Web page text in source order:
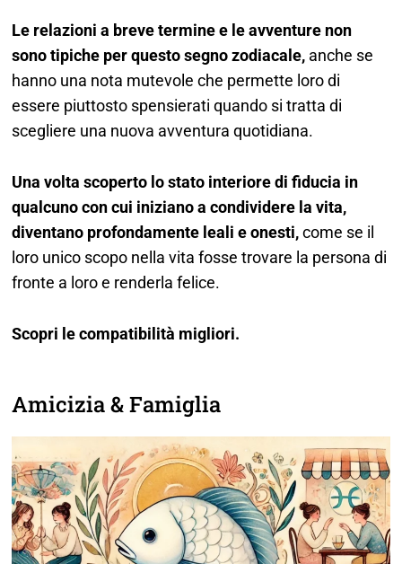
Le relazioni a breve termine e le avventure non
sono tipiche per questo segno zodiacale, anche se
hanno una nota mutevole che permette loro di
essere piuttosto spensierati quando si tratta di
scegliere una nuova avventura quotidiana.
Una volta scoperto lo stato interiore di fiducia in
qualcuno con cui iniziano a condividere la vita,
diventano profondamente leali e onesti,come se il
loro unico scopo nella vita fosse trovare la persona di
fronte a loro e renderla felice.
Scopri le compatibilità migliori.
Amicizia & Famiglia